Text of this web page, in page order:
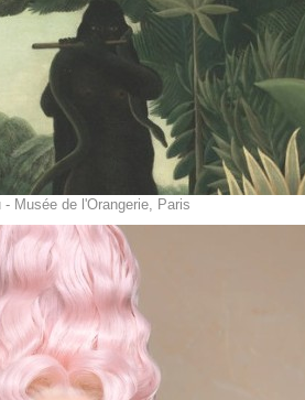
Musée de l'Orangerie, Paris